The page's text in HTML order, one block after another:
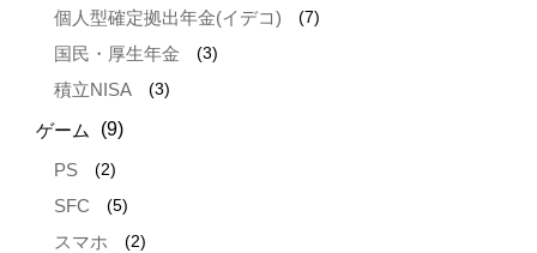
個人型確定拠出年金(イデコ) (7)
国民・厚生年金 (3)
積立NISA (3)
ゲーム (9)
PS (2)
SFC (5)
スマホ (2)